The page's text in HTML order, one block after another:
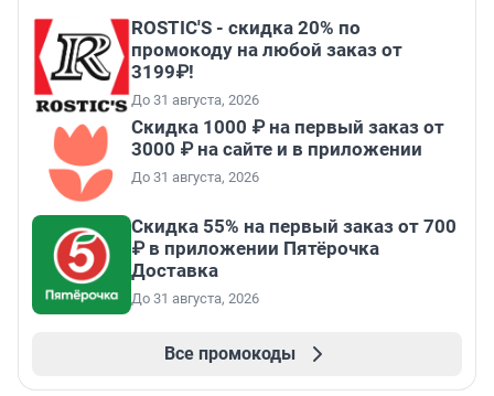
ROSTIC'S - скидка 20% по
промокоду на любой заказ от
3199₽!
До 31 августа, 2026
Скидка 1000 ₽ на первый заказ от
3000 ₽ на сайте и в приложении
До 31 августа, 2026
Скидка 55% на первый заказ от 700
₽ в приложении Пятёрочка
Доставка
До 31 августа, 2026
Все промокоды